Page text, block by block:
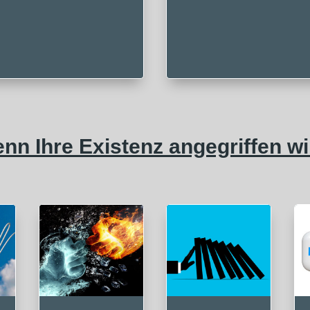
Ihre Existenz angegriffen